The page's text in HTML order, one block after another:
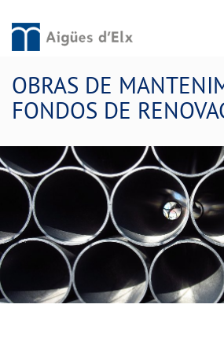
OBRAS DE
FONDOS DE